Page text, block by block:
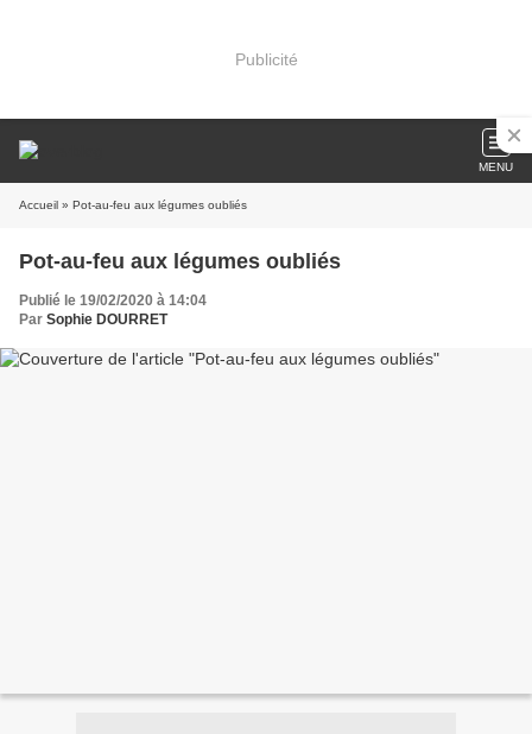
Publicité
MENU
Accueil » Pot-au-feu aux légumes oubliés
Pot-au-feu aux légumes oubliés
Publié le 19/02/2020 à 14:04
Par Sophie DOURRET